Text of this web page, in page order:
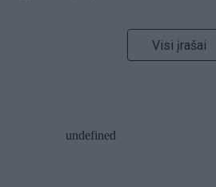
Visi įrašai